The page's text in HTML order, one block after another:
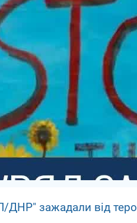
ДНР" зажадали від